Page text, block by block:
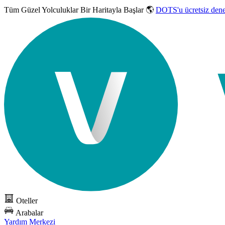
Tüm Güzel YolculuklarBir Haritayla Başlar 🌎 DOTS'u ücretsiz
Oteller
Arabalar
Yardım Merkezi